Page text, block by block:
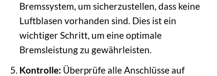
Bremssystem, um sicherzustellen, dass keine
Luftblasen vorhanden sind. Dies ist ein
wichtiger Schritt, um eine optimale
Bremsleistung zu gewährleisten.
Kontrolle: Überprüfe alle Anschlüsse auf